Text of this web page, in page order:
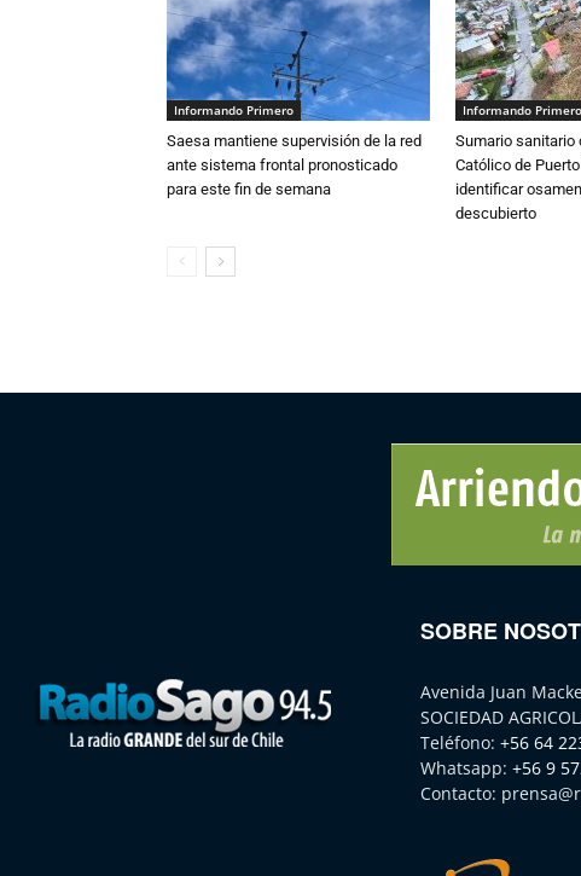
Informando Primero
Saesa mantiene supervisión de la red
ante sistema frontal pronosticado
para este fin de semana
Informando Primero
Sumario sanitario
Católico de
identificar
descubierto
SOBRE
Avenida Juan
SOCIEDAD
Teléfono: +56 64
Whatsapp: +56 9
Contacto: